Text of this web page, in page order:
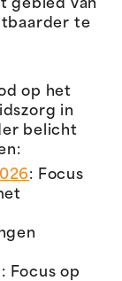
gebied van
te
op het
in
belicht
: Focus
Focus op